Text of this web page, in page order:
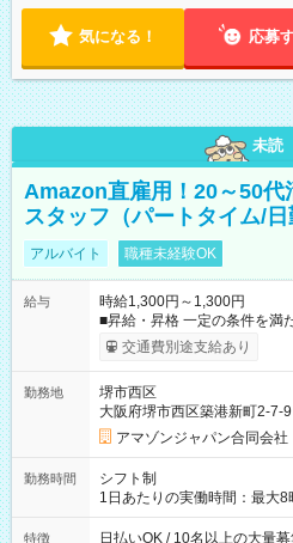
気になる！ 応募
未読
Amazon直雇用！20～50
スタッフ（パートタイム/
アルバイト 職種未経験OK
給与
時給1,300円～1,300円
■昇給・昇格 一定の条件を満
まで昇給の機会があります。 ■正社員登用制度あり ※月末締/翌
月25日支払い ※時間外手当
☆Amazon直雇用で安定して働けます！ 【試用
あり 試用期間の長さ：1週間
です。
交通費別途支給あり
勤務地
堺市西区
大阪府堺市西区築港新町2-7-
アマゾンジャパン合同会社
勤務時間
シフト制
1日あたりの実働時間：最大
12時～21時
特徴 日払いOK / 10名以上の大量